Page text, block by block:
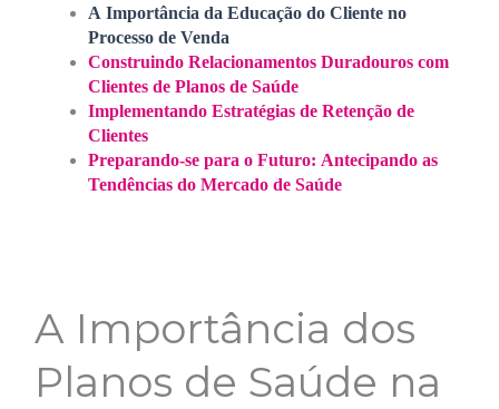
A Importância da Educação do Cliente no
Processo de Venda
Construindo Relacionamentos Duradouros com
Clientes de Planos de Saúde
Implementando Estratégias de Retenção de
Clientes
Preparando-se para o Futuro: Antecipando as
Tendências do Mercado de Saúde
A Importância dos
Planos de Saúde na